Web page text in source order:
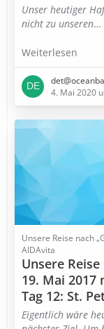
Unser heutiger
nicht zu unseren…
Weiterlesen
4. Mai 2020
Unsere Reise nach
AIDAvita
Unsere Reise
19. Mai 2017
Tag 12: St.
Eigentlich wäre